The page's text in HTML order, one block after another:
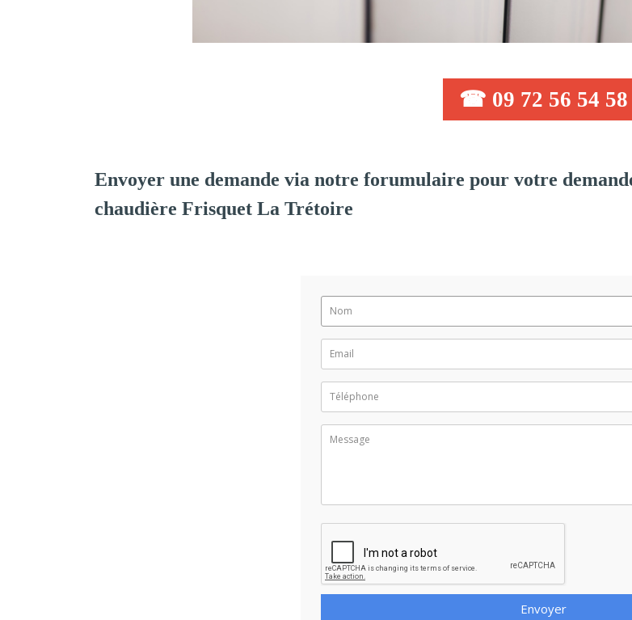
☎ 09 72 56 54 58
Envoyer une demande via notre forumulaire pour votre
chaudière Frisquet La Trétoire
Envoyer